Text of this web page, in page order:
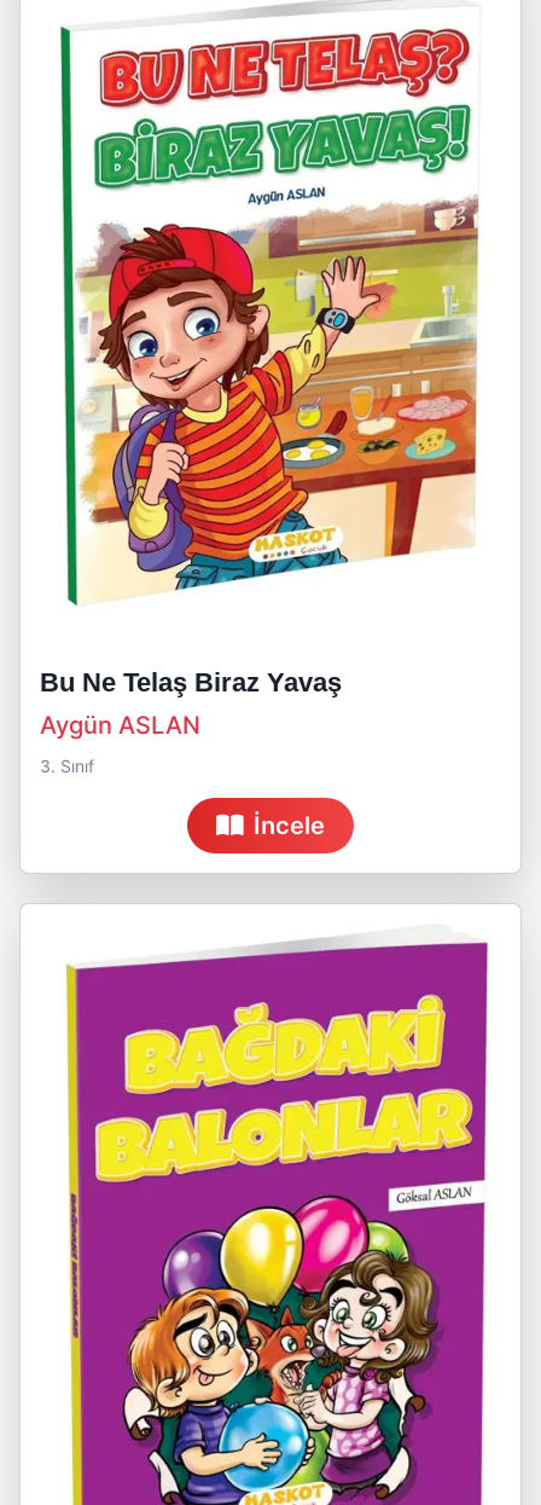
Bu Ne Telaş Biraz Yavaş
Aygün ASLAN
3. Sınıf
İncele